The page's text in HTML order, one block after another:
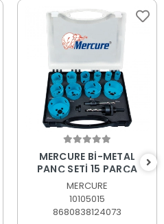
Sepete Ekle
MERCURE Bİ-METAL
PANÇ SETİ 15 PARÇA
MERCURE
10105015
8680838124073